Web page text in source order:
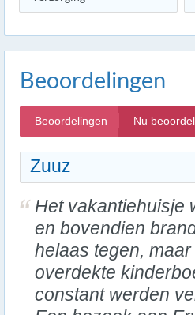
Beoordelingen
Beoordelingen Nu
Zuuz
Het vakantiehuisje
en bovendien
helaas tegen,
overdekte
constant werden